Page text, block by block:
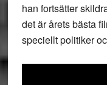
han fortsätter
det är årets bästa
speciellt politiker